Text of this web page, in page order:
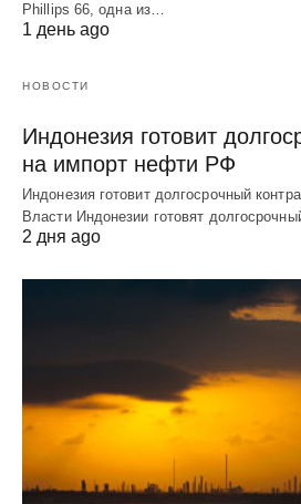
Phillips 66, одна из…
1 день ago
НОВОСТИ
Индонезия готовит
на импорт нефти РФ
Индонезия готовит долгосрочный
Власти Индонезии готовят
2 дня ago